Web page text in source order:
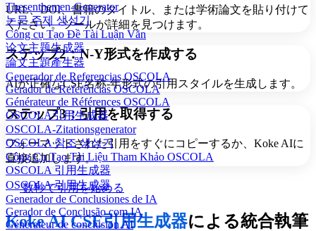
Thesenthemen-Generator
논문 주제 생성기
Công cụ Tạo Đề Tài Luận Văn
论文主题生成器
論文主題產生器
Generador de Referencias OSCOLA
Gerador de Referências OSCOLA
Générateur de Références OSCOLA
OSCOLA引用生成器
OSCOLA-Zitationsgenerator
OSCOLA 참조 생성기
Công Cụ Tạo Tài Liệu Tham Khảo OSCOLA
OSCOLA 引用生成器
OSCOLA 引用生成器
Generador de Conclusiones de IA
Gerador de Conclusão com IA
Générateur de conclusion AI
URL、DOI、書籍のタイトル、または学術論文を貼り付けて
ください。ツールが詳細を見つけます。
ステップ2：N-Y形式を作成する
AIが正確なCSE名称-年形式の引用スタイルを生成します。
ステップ3：引用を取得する
フォーマットされた引用をすぐにコピーするか、Koke AIに
直接追加します。
数秒で引用を始める
Koke AI CSE引用生成器による統合執筆